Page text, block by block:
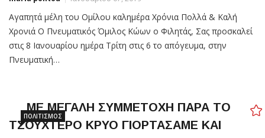
Αγαπητά μέλη του Ομίλου καλημέρα Χρόνια Πολλά & Καλή
Χρονιά Ο Πνευματικός Όμιλος Κώων ο Φιλητάς, Σας προσκαλεί
στις 8 Ιανουαρίου ημέρα Τρίτη στις 6 το απόγευμα, στην
Πνευματική…
ΠΟΛΙΤΙΣΜΌΣ
ΜΕ ΜΕΓΑΛΗ ΣΥΜΜΕΤΟΧΗ ΠΑΡΑ ΤΟ
ΤΣΟΥΧΤΕΡΟ ΚΡΥΟ ΓΙΟΡΤΑΣΑΜΕ ΚΑΙ